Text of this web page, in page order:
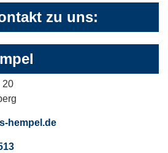
zu uns:
20
hempel.de